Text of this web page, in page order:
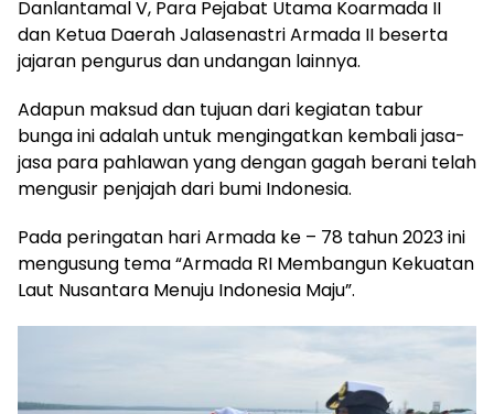
Danlantamal V, Para Pejabat Utama Koarmada II
dan Ketua Daerah Jalasenastri Armada II beserta
jajaran pengurus dan undangan lainnya.
Adapun maksud dan tujuan dari kegiatan tabur
bunga ini adalah untuk mengingatkan kembali jasa-
jasa para pahlawan yang dengan gagah berani telah
mengusir penjajah dari bumi Indonesia.
Pada peringatan hari Armada ke – 78 tahun 2023 ini
mengusung tema “Armada RI Membangun Kekuatan
Laut Nusantara Menuju Indonesia Maju”.